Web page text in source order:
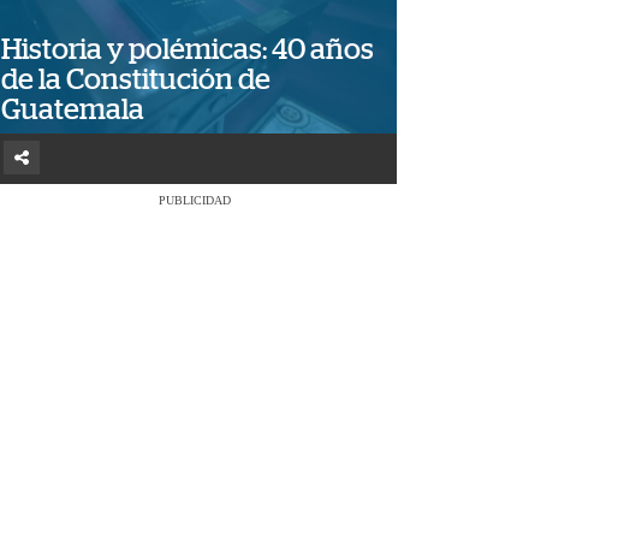
Historia y polémicas: 40 años
de la Constitución de
Guatemala
PUBLICIDAD